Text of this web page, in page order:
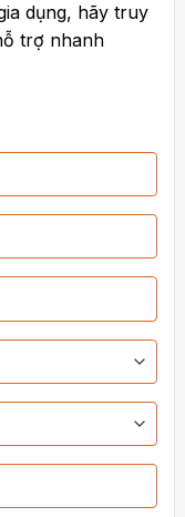
dụng, hãy truy
trợ nhanh